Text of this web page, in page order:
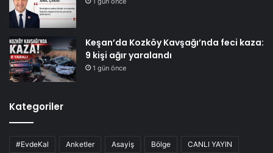
Keşan’da Kozköy Kavşağı’nda feci kaza:
9 kişi ağır yaralandı
1 gün önce
Kategoriler
#EvdeKal Anketler Asayiş Bölge CANLI YAYIN